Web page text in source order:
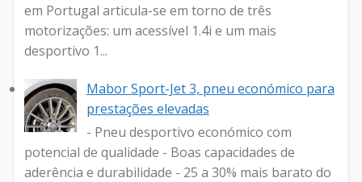
em Portugal articula-se em torno de três
motorizações: um acessível 1.4i e um mais
desportivo 1...
Mabor Sport-Jet 3, pneu económico para
prestações elevadas
- Pneu desportivo económico com
potencial de qualidade - Boas capacidades de
aderência e durabilidade - 25 a 30% mais barato do